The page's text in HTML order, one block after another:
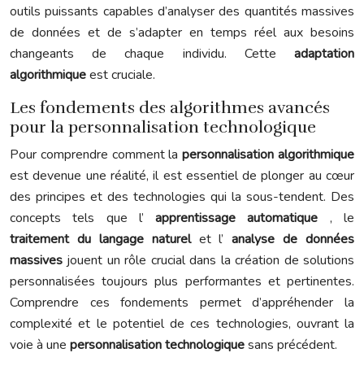
outils puissants capables d’analyser des quantités massives
de données et de s’adapter en temps réel aux besoins
changeants de chaque individu. Cette adaptation
algorithmiqueest cruciale.
Les fondements des algorithmes avancés
pour la personnalisation technologique
Pour comprendre comment lapersonnalisation algorithmique
est devenue une réalité, il est essentiel de plonger au cœur
des principes et des technologies qui la sous-tendent. Des
concepts tels que l’apprentissage automatique , le
traitement du langage naturel et l’analyse de données
massives jouent un rôle crucial dans la création de solutions
personnalisées toujours plus performantes et pertinentes.
Comprendre ces fondements permet d’appréhender la
complexité et le potentiel de ces technologies, ouvrant la
voie à une personnalisation technologiquesans précédent.